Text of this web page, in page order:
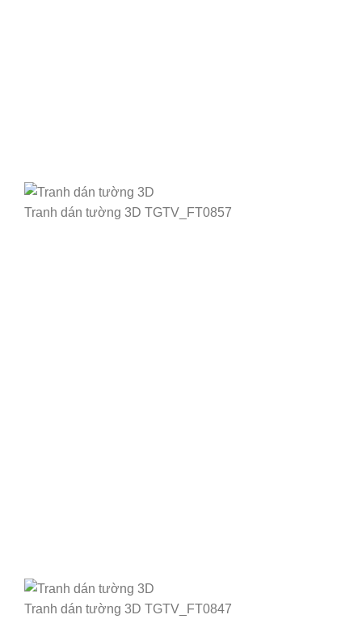
Tranh dán tường 3D TGTV_FT0857
Tranh dán tường 3D TGTV_FT0847